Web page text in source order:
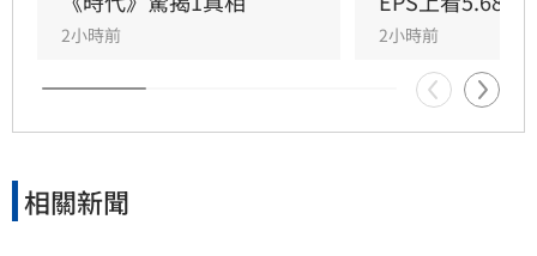
佈局，彈性調配資源以滿足全球產能重組需求。
展望後市，在AI投資熱潮支撐下，公司對第三季
營運抱持審慎樂觀，目標持續擴大營運規模，在
半導體產業擴產黃金期再創佳績。
2小時前 2小時前
相關新聞